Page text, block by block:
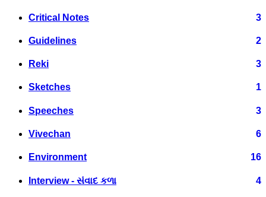
Critical Notes 3
Guidelines 2
Reki 3
Sketches 1
Speeches 3
Vivechan 6
Environment 16
Interview - સંવાદ કળા 4